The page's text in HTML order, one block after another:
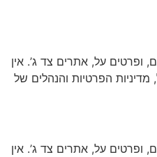
על, אתרים צד ג’. אין
הפרטיות והנהלים של
על, אתרים צד ג’. אין